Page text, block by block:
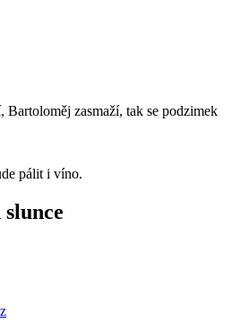
Bartoloměj zasmaží, tak se podzimek
pálit i víno.